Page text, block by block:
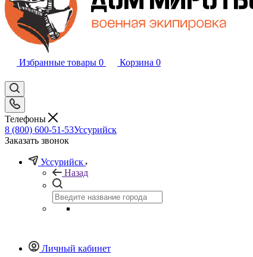
Избранные товары 0 Корзина 0
Телефоны
8 (800) 600-51-53Уссурийск
Заказать звонок
Уссурийск
Назад
Личный кабинет